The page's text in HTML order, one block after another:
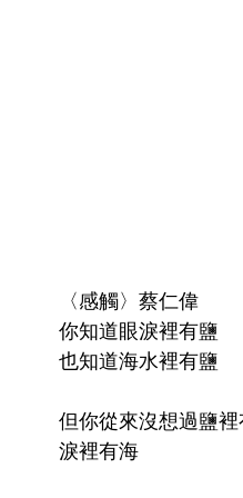
〈感觸〉蔡仁偉
你知道眼淚裡有鹽
也知道海水裡有鹽
但你從來沒想過鹽
淚裡有海